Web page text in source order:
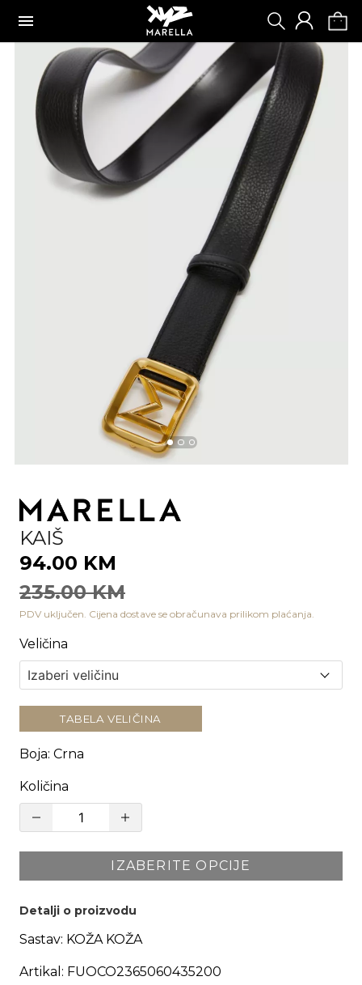
KAIŠ
94.00 KM
235.00 KM
PDV uključen. Cijena dostave se obračunava prilikom plaćanja.
Veličina
TABELA VELIČINA
Boja: Crna
Količina
IZABERITE OPCIJE
Detalji o proizvodu
Sastav: KOŽA KOŽA
Artikal: FUOCO2365060435200